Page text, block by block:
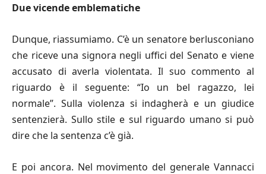
Due vicende emblematiche
Dunque, riassumiamo. C’è un senatore berlusconiano
che riceve una signora negli uffici del Senato e viene
accusato di averla violentata. Il suo commento al
riguardo è il seguente: “Io un bel ragazzo, lei
normale”. Sulla violenza si indagherà e un giudice
sentenzierà. Sullo stile e sul riguardo umano si può
dire che la sentenza c’è già.
E poi ancora. Nel movimento del generale Vannacci